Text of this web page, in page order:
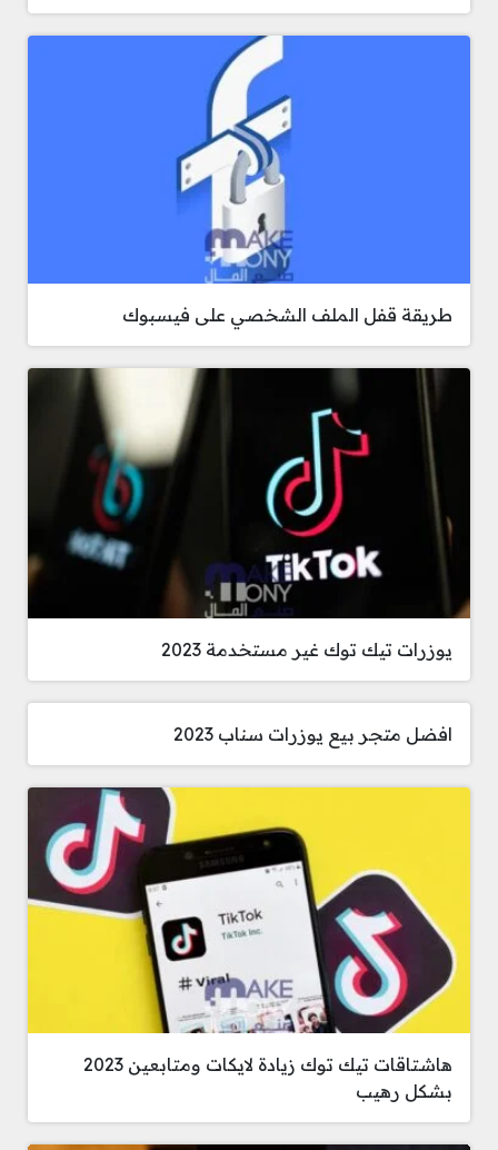
طريقة قفل الملف الشخصي على فيسبوك
يوزرات تيك توك غير مستخدمة 2023
افضل متجر بيع يوزرات سناب 2023
هاشتاقات تيك توك زيادة لايكات ومتابعين 2023
بشكل رهيب